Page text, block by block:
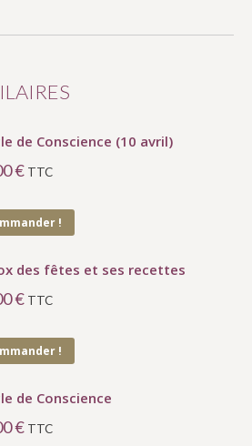
de Conscience (10 avril)
€ TTC
!
des fêtes et ses recettes
€ TTC
!
de Conscience
€ TTC